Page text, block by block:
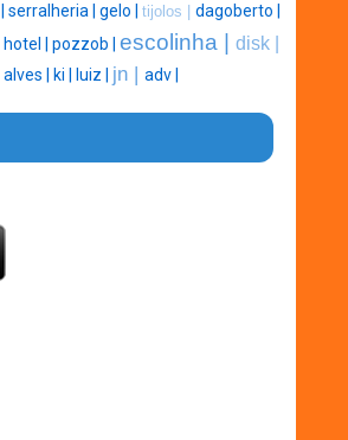
serralheria | gelo | tijolos | dagoberto |
hotel | pozzob | escolinha | disk |
alves | ki | luiz | jn | adv |